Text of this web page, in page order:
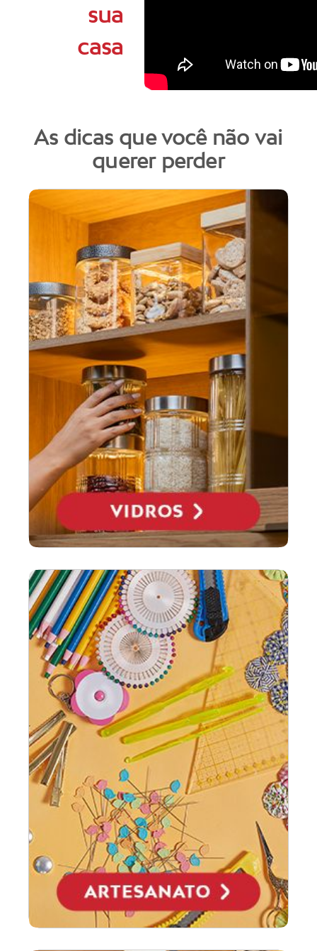
sua
casa
As dicas que você não vai
querer perder